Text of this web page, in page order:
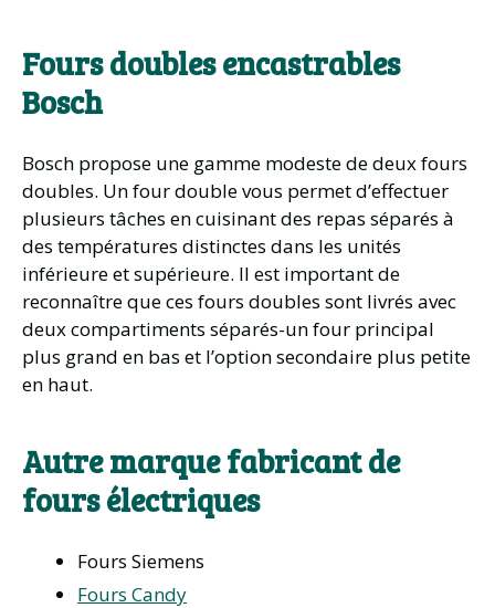
Fours doubles encastrables
Bosch
Bosch propose une gamme modeste de deux fours
doubles. Un four double vous permet d’effectuer
plusieurs tâches en cuisinant des repas séparés à
des températures distinctes dans les unités
inférieure et supérieure. Il est important de
reconnaître que ces fours doubles sont livrés avec
deux compartiments séparés-un four principal
plus grand en bas et l’option secondaire plus petite
en haut.
Autre marque fabricant de
fours électriques
Fours Siemens
Fours Candy